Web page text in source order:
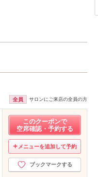
全員 サロンにご来店の全員の方
このクーポンで
空席確認・予約する
メニューを追加して予約
ブックマークする